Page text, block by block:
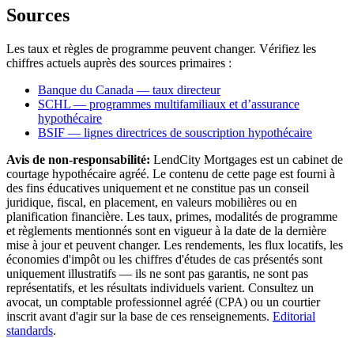
Sources
Les taux et règles de programme peuvent changer. Vérifiez les
chiffres actuels auprès des sources primaires :
Banque du Canada — taux directeur
SCHL — programmes multifamiliaux et d’assurance
hypothécaire
BSIF — lignes directrices de souscription hypothécaire
Avis de non-responsabilité: LendCity Mortgages est un cabinet de
courtage hypothécaire agréé. Le contenu de cette page est fourni à
des fins éducatives uniquement et ne constitue pas un conseil
juridique, fiscal, en placement, en valeurs mobilières ou en
planification financière. Les taux, primes, modalités de programme
et règlements mentionnés sont en vigueur à la date de la dernière
mise à jour et peuvent changer. Les rendements, les flux locatifs, les
économies d'impôt ou les chiffres d'études de cas présentés sont
uniquement illustratifs — ils ne sont pas garantis, ne sont pas
représentatifs, et les résultats individuels varient. Consultez un
avocat, un comptable professionnel agréé (CPA) ou un courtier
inscrit avant d'agir sur la base de ces renseignements. Editorial
standards.